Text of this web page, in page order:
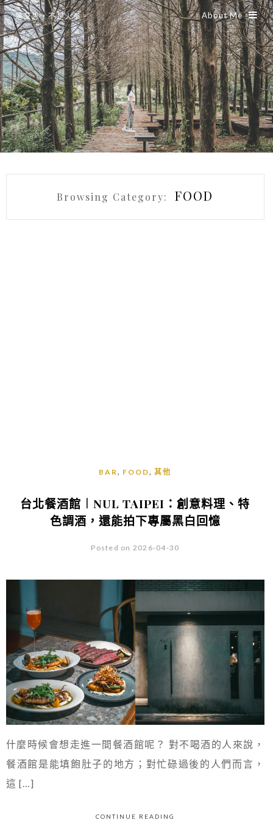
是艾思，不是火拳。 About Me
Browsing Category: FOOD
BAR, FOOD,其他
台北餐酒館︱NUL TAIPEI：創意料理、特
色調酒，還能拍下專屬黑白回憶
Posted on 2026-04-30
什麼時候會想走進一間餐酒館呢？ 對不喝酒的人來說，
餐酒館是能填飽肚子的地方；對忙碌過後的人們而言，
這 […]
CONTINUE READING